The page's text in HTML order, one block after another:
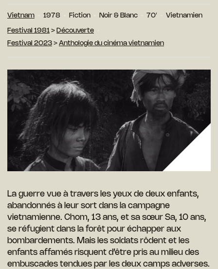
Vietnam 1978 Fiction Noir & Blanc 70′ Vietnamien
Festival 1981 > Découverte
Festival 2023 > Anthologie du cinéma vietnamien
La guerre vue à travers les yeux de deux enfants,
abandonnés à leur sort dans la campagne
vietnamienne. Chom, 13 ans, et sa sœur Sa, 10 ans,
se réfugient dans la forêt pour échapper aux
bombardements. Mais les soldats rôdent et les
enfants affamés risquent d’être pris au milieu des
embuscades tendues par les deux camps adverses.